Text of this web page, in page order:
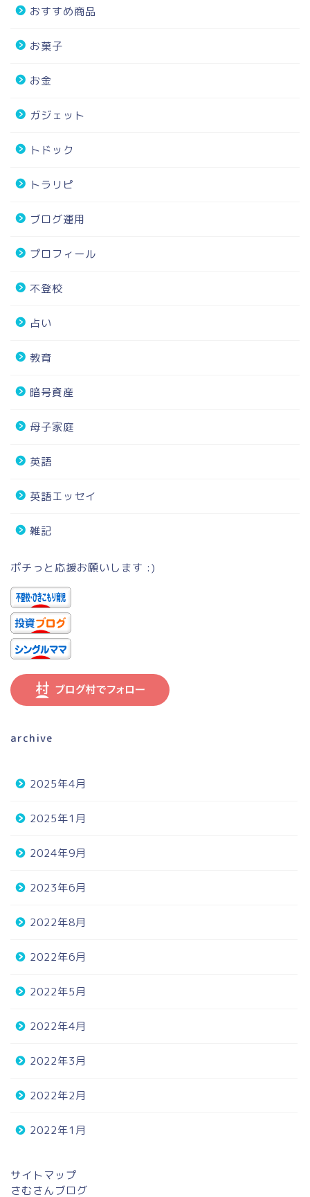
おすすめ商品
お菓子
お金
ガジェット
トドック
トラリピ
ブログ運用
プロフィール
不登校
占い
教育
暗号資産
母子家庭
英語
英語エッセイ
雑記
ポチっと応援お願いします :)
archive
2025年4月
2025年1月
2024年9月
2023年6月
2022年8月
2022年6月
2022年5月
2022年4月
2022年3月
2022年2月
2022年1月
サイトマップ
さむさんブログ